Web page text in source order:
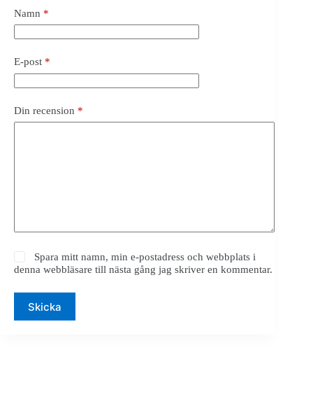
Namn *
E-post *
Din recension *
Spara mitt namn, min e-postadress och webbplats i
denna webbläsare till nästa gång jag skriver en kommentar.
Skicka